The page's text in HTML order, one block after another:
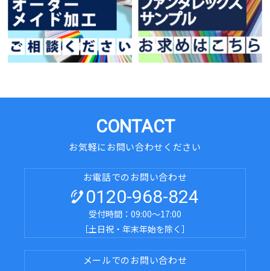
CONTACT
お気軽にお問い合わせください
お電話でのお問い合わせ
0120-968-824
受付時間：09:00～17:00
［土日祝・年末年始を除く］
メールでのお問い合わせ